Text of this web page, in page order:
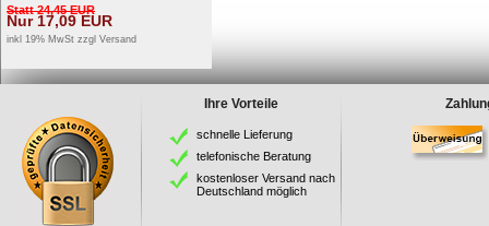
Statt24,45EUR
Nur17,09EUR
inkl 19% MwSt zzgl Versand
Ihre Vorteile
schnelle Lieferung
telefonische Beratung
kostenloser Versand nach
Deutschland möglich